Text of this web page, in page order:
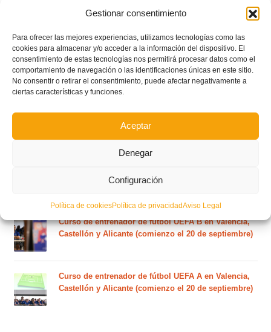
Gestionar consentimiento
Para ofrecer las mejores experiencias, utilizamos tecnologías como las
cookies para almacenar y/o acceder a la información del dispositivo. El
consentimiento de estas tecnologías nos permitirá procesar datos como el
comportamiento de navegación o las identificaciones únicas en este sitio.
No consentir o retirar el consentimiento, puede afectar negativamente a
ciertas características y funciones.
Aceptar
Denegar
Configuración
Política de cookiesPolítica de privacidadAviso Legal
Este es el grupo de la Lliga Autonòmica Juvenil de
fútbol sala de la temporada 2026/2027
El calendario del grupo VI de Tercera Federación
RFEF para la temporada 2026/27 se sorteará el
martes 4 de agosto
C que comenzará en noviembre 2026 (agotadas las
plazas del curso de septiembre)
Circular nº. 5 – Normas generales de las competiciones
territoriales de fútbol sala 2026-2027
Curso de entrenador de fútbol UEFA B en Valencia,
Castellón y Alicante (comienzo el 20 de septiembre)
Curso de entrenador de fútbol UEFA A en Valencia,
Castellón y Alicante (comienzo el 20 de septiembre)